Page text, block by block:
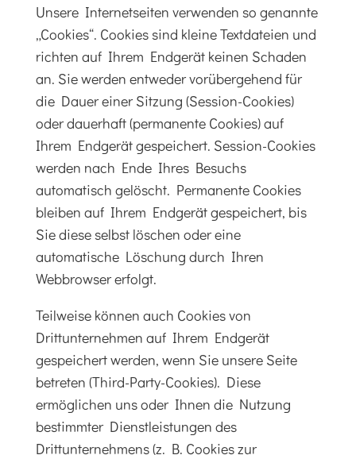
Unsere Internetseiten verwenden so genannte
„Cookies“. Cookies sind kleine Textdateien und
richten auf Ihrem Endgerät keinen Schaden
an. Sie werden entweder vorübergehend für
die Dauer einer Sitzung (Session-Cookies)
oder dauerhaft (permanente Cookies) auf
Ihrem Endgerät gespeichert. Session-Cookies
werden nach Ende Ihres Besuchs
automatisch gelöscht. Permanente Cookies
bleiben auf Ihrem Endgerät gespeichert, bis
Sie diese selbst löschen oder eine
automatische Löschung durch Ihren
Webbrowser erfolgt.
Teilweise können auch Cookies von
Drittunternehmen auf Ihrem Endgerät
gespeichert werden, wenn Sie unsere Seite
betreten (Third-Party-Cookies). Diese
ermöglichen uns oder Ihnen die Nutzung
bestimmter Dienstleistungen des
Drittunternehmens (z. B. Cookies zur